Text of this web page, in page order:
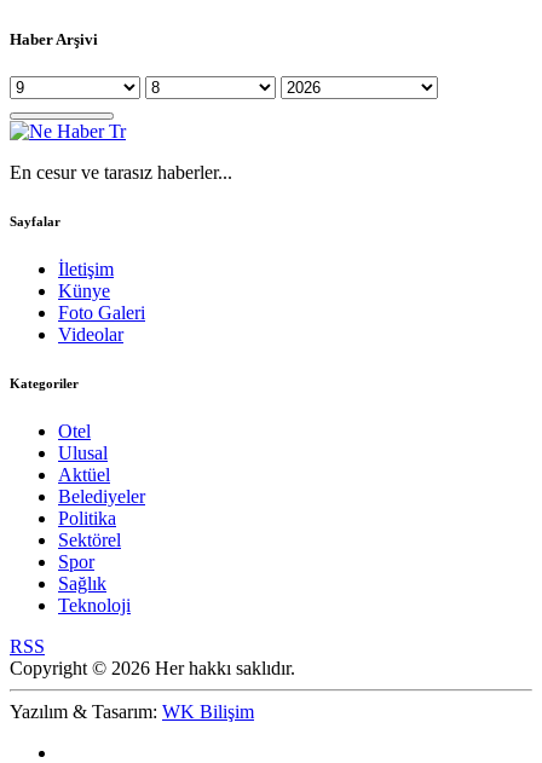
Haber Arşivi
En cesur ve tarasız haberler...
Sayfalar
İletişim
Künye
Foto Galeri
Videolar
Kategoriler
Otel
Ulusal
Aktüel
Belediyeler
Politika
Sektörel
Spor
Sağlık
Teknoloji
RSS
Copyright © 2026 Her hakkı saklıdır.
Yazılım & Tasarım: WK Bilişim